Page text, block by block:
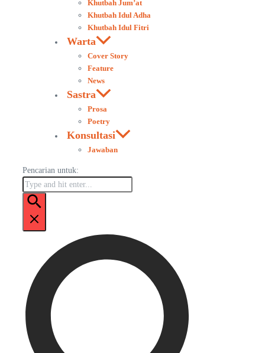
Khutbah Jum’at
Khutbah Idul Adha
Khutbah Idul Fitri
Warta
Cover Story
Feature
News
Sastra
Prosa
Poetry
Konsultasi
Jawaban
Pencarian untuk: